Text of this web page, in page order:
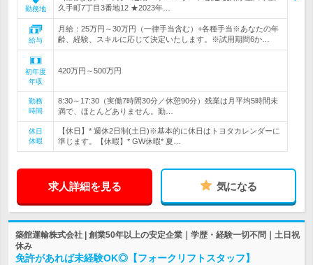
勤務地
久手町7丁目3番地12 ★2023年…
給与
月給：25万円～30万円（一律手当含む）+各種手当※あなたの年
齢、経験、スキルに応じて決定いたします。※試用期間6か…
初年度
年収
420万円～500万円
勤務
時間
8:30～17:30（実働7時間30分／休憩90分）残業は月平均5時間未
満で、ほとんどありません。勤…
休日
休暇
【休日】* 週休2日制(土日)※基本的に休日はトヨタカレンダーに
準じます。【休暇】* GW休暇* 夏…
求人詳細を見る 気になる
築館運輸株式会社 | 創業50年以上の安定企業｜学歴・経験一切不問｜土日祝
休み
免許があれば未経験OK◎【フォークリフトスタッフ】